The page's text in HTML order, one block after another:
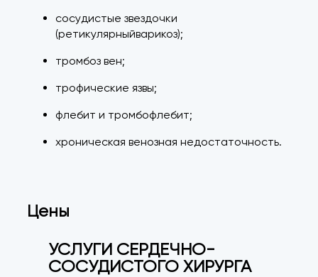
сосудистые звездочки
(ретикулярныйварикоз);
тромбоз вен;
трофические язвы;
флебит и тромбофлебит;
хроническая венозная недостаточность.
Цены
УСЛУГИ СЕРДЕЧНО-
СОСУДИСТОГО ХИРУРГА